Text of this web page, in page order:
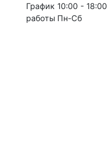
График
работы
10:00 - 18:00
Пн-Сб